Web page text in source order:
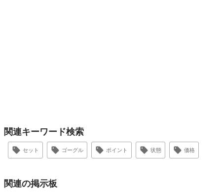
関連キーワード検索
セット ゴーグル ポイント 状態 価格
関連の掲示板